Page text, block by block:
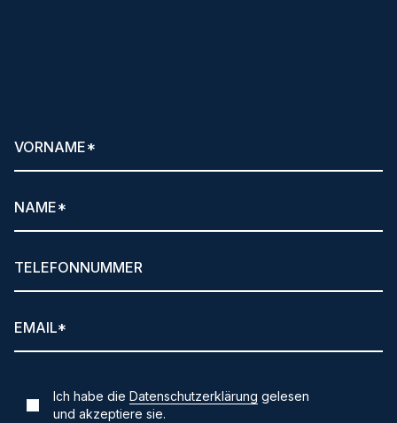
Ich habe dieDatenschutzerklärung gelesen
und akzeptiere sie.